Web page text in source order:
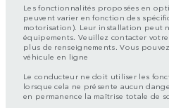
Les fonctionnalités proposées en
peuvent varier en fonction des
motorisation). Leur installation peut
équipements. Veuillez contacter
plus de renseignements. Vous
véhicule en ligne
Le conducteur ne doit utiliser les
lorsque cela ne présente aucun
en permanence la maîtrise totale de